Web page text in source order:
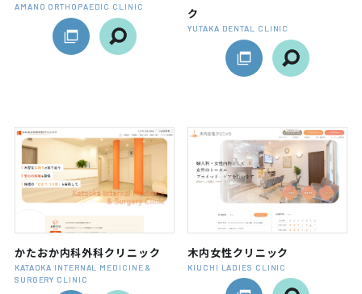
AMANO ORTHOPAEDIC CLINIC
ク
YUTAKA DENTAL CLINIC
かたおか内科外科クリニック
KATAOKA INTERNAL MEDICINE &
SURGERY CLINIC
木内女性クリニック
KIUCHI LADIES CLINIC